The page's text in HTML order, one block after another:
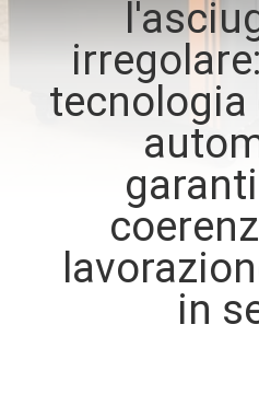
FABBRICA
CONTROLLO
CONTATTICI
tecnologia
in